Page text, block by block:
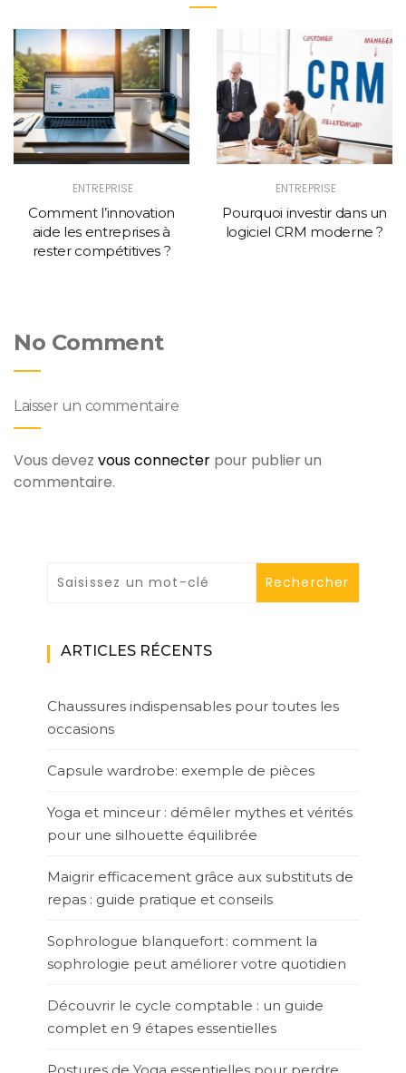
ENTREPRISE
Comment l’innovation
aide les entreprises à
rester compétitives ?
ENTREPRISE
Pourquoi investir dans un
logiciel CRM moderne ?
No Comment
Laisser un commentaire
Vous devez vous connecter pour publier un
commentaire.
ARTICLES RÉCENTS
Chaussures indispensables pour toutes les
occasions
Capsule wardrobe: exemple de pièces
Yoga et minceur : démêler mythes et vérités
pour une silhouette équilibrée
Maigrir efficacement grâce aux substituts de
repas : guide pratique et conseils
Sophrologue blanquefort : comment la
sophrologie peut améliorer votre quotidien
Découvrir le cycle comptable : un guide
complet en 9 étapes essentielles
Postures de Yoga essentielles pour perdre